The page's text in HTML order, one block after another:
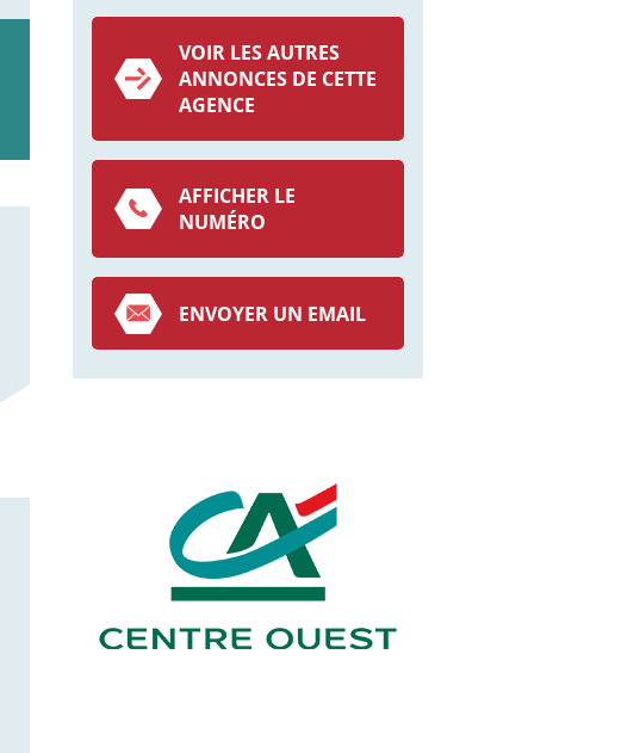
VOIR LES AUTRES
ANNONCES DE CETTE
AGENCE
AFFICHER LE
NUMÉRO
ENVOYER UN EMAIL